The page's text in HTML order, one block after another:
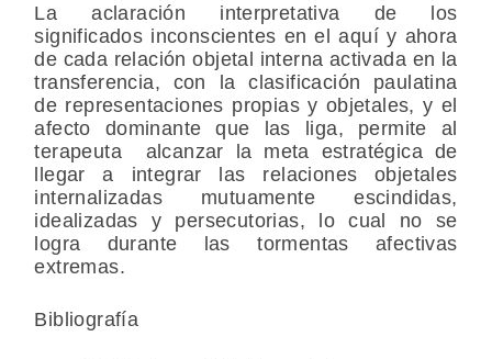
La aclaración interpretativa de los
significados inconscientes en el aquí y ahora
de cada relación objetal interna activada en la
transferencia, con la clasificación paulatina
de representaciones propias y objetales, y el
afecto dominante que las liga, permite al
terapeuta alcanzar la meta estratégica de
llegar a integrar las relaciones objetales
internalizadas mutuamente escindidas,
idealizadas y persecutorias, lo cual no se
logra durante las tormentas afectivas
extremas.
Bibliografía